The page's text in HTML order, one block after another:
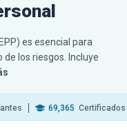
es esencial para
los riesgos. Incluye
69,365